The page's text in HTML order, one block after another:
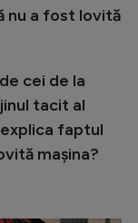
nu a fost lovită
cei de la
tacit al
faptul
mașina?